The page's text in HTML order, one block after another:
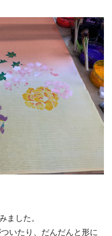
ました。
いたり、だんだんと形に